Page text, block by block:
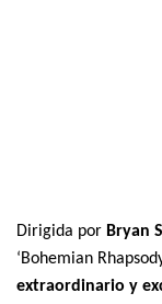
Dirigida por Bryan
‘Bohemian
extraordinario y